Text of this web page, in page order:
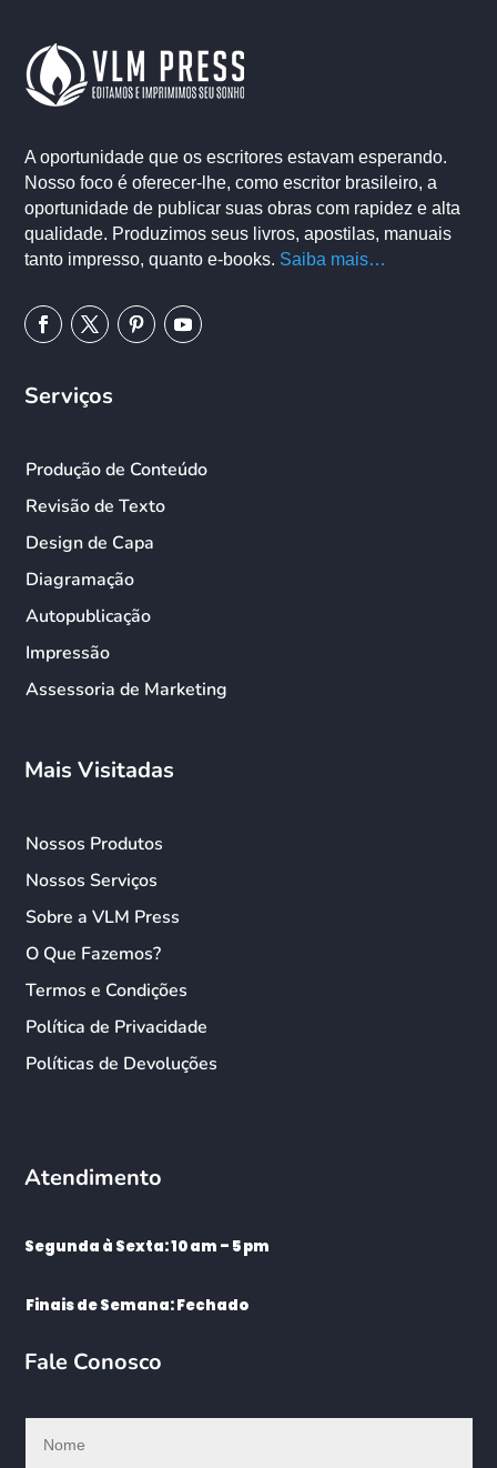
A oportunidade que os escritores estavam esperando.
Nosso foco é oferecer-lhe, como escritor brasileiro, a
oportunidade de publicar suas obras com rapidez e alta
qualidade. Produzimos seus livros, apostilas, manuais
tanto impresso, quanto e-books. Saiba mais…
Serviços
Produção de Conteúdo
Revisão de Texto
Design de Capa
Diagramação
Autopublicação
Impressão
Assessoria de Marketing
Mais Visitadas
Nossos Produtos
Nossos Serviços
Sobre a VLM Press
O Que Fazemos?
Termos e Condições
Política de Privacidade
Políticas de Devoluções
Atendimento
Segunda à Sexta: 10 am – 5 pm
Finais de Semana: Fechado
Fale Conosco